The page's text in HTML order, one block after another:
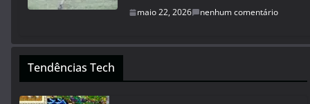
maio 22, 2026 nenhum comentário
Tendências Tech